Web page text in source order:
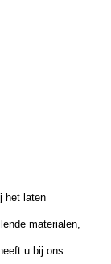
het laten
materialen,
u bij ons